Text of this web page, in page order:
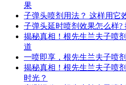
果
子弹头喷剂用法？ 这样用它
子弹头延时喷剂效果怎么样?
揭秘真相！根先生兰夫子喷
道
一喷即享，根先生兰夫子喷
揭秘真相！根先生兰夫子喷
时光？